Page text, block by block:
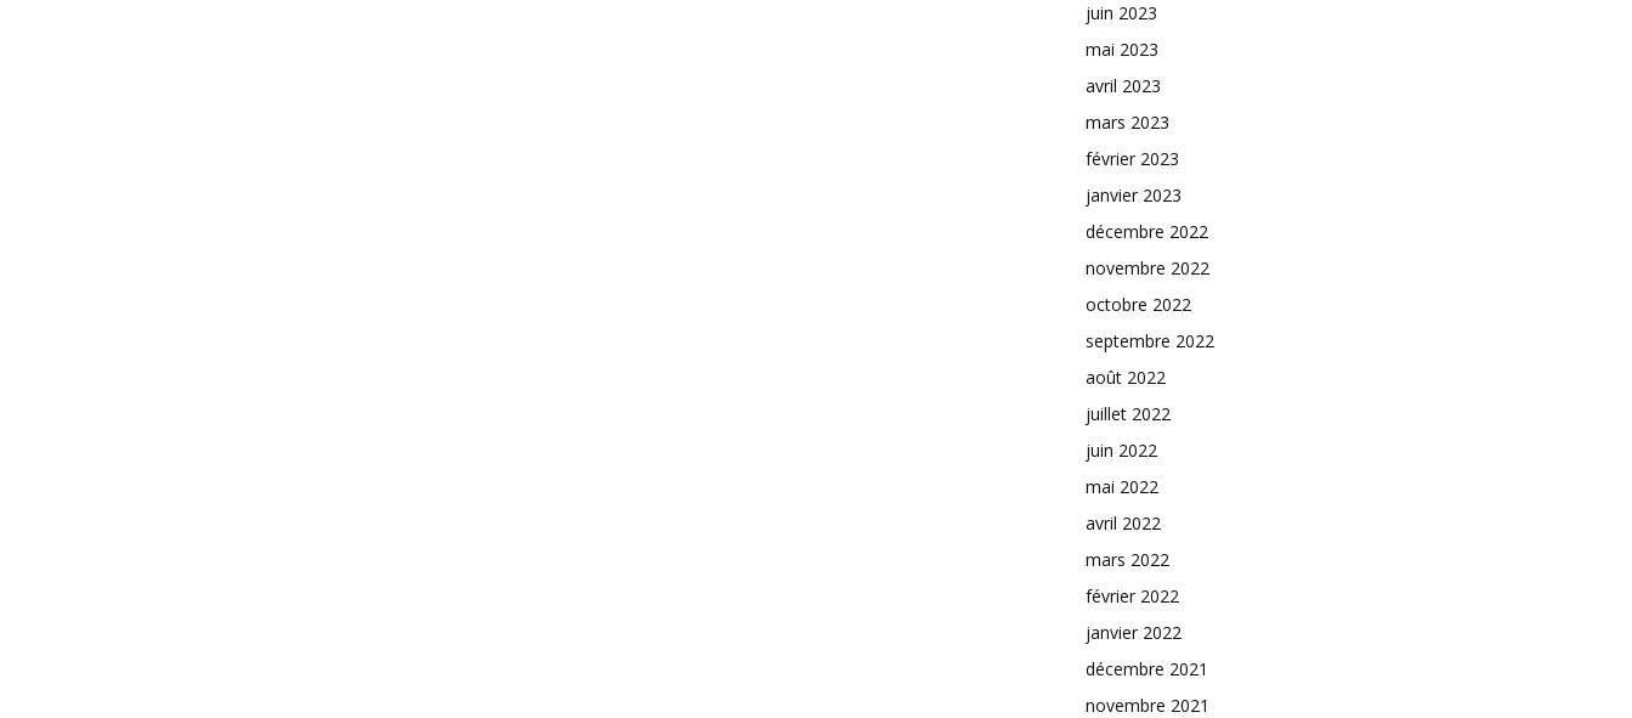
juin 2023
mai 2023
avril 2023
mars 2023
février 2023
janvier 2023
décembre 2022
novembre 2022
octobre 2022
septembre 2022
août 2022
juillet 2022
juin 2022
mai 2022
avril 2022
mars 2022
février 2022
janvier 2022
décembre 2021
novembre 2021